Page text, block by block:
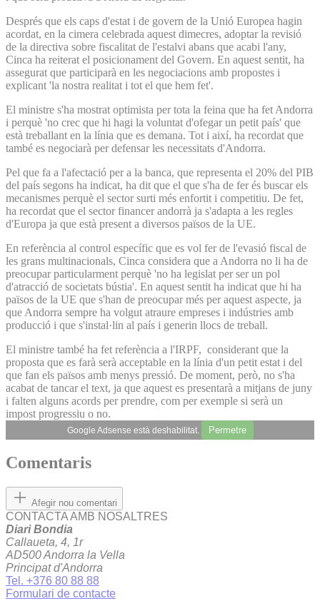
Després que els caps d'estat i de govern de la Unió Europea hagin
acordat, en la cimera celebrada aquest dimecres, adoptar la revisió
de la directiva sobre fiscalitat de l'estalvi abans que acabi l'any,
Cinca ha reiterat el posicionament del Govern. En aquest sentit, ha
assegurat que participarà en les negociacions amb propostes i
explicant 'la nostra realitat i tot el que hem fet'.
El ministre s'ha mostrat optimista per tota la feina que ha fet Andorra
i perquè 'no crec que hi hagi la voluntat d'ofegar un petit país' que
està treballant en la línia que es demana. Tot i així, ha recordat que
també es negociarà per defensar les necessitats d'Andorra.
Pel que fa a l'afectació per a la banca, que representa el 20% del PIB
del país segons ha indicat, ha dit que el que s'ha de fer és buscar els
mecanismes perquè el sector surti més enfortit i competitiu. De fet,
ha recordat que el sector financer andorrà ja s'adapta a les regles
d'Europa ja que està present a diversos països de la UE.
En referència al control específic que es vol fer de l'evasió fiscal de
les grans multinacionals, Cinca considera que a Andorra no li ha de
preocupar particularment perquè 'no ha legislat per ser un pol
d'atracció de societats bústia'. En aquest sentit ha indicat que hi ha
països de la UE que s'han de preocupar més per aquest aspecte, ja
que Andorra sempre ha volgut atraure empreses i indústries amb
producció i que s'instal·lin al país i generin llocs de treball.
El ministre també ha fet referència a l'IRPF, considerant que la
proposta que es farà serà acceptable en la línia d'un petit estat i del
que fan els països amb menys pressió. De moment, però, no s'ha
acabat de tancar el text, ja que aquest es presentarà a mitjans de juny
i falten alguns acords per prendre, com per exemple si serà un
impost progressiu o no.
Google Adsense està deshabilitat. Permetre
Comentaris
Afegir nou comentari
CONTACTA AMB NOSALTRES
Diari Bondia
Callaueta, 4, 1r
AD500 Andorra la Vella
Principat d'Andorra
Tel. +376 80 88 88
Formulari de contacte